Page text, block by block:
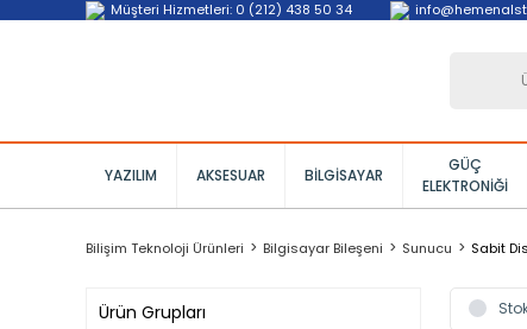
Müşteri Hizmetleri: 0 (212) 438 50 34
YAZILIM AKSESUAR BILGISAYAR
GÜÇ
ELEKTRONIĞI
Bilişim Teknoloji Ürünleri Bilgisayar Bileşeni Sunucu Sabit
Ürün Grupları